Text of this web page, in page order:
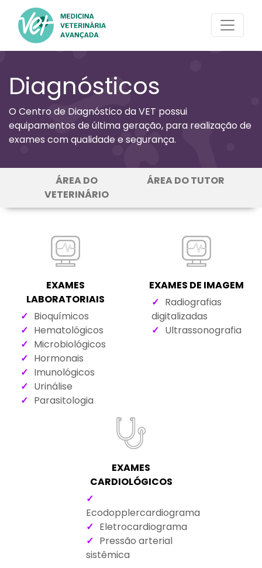
Diagnósticos
O Centro de Diagnóstico da VET possui
equipamentos de última geração, para realização de
exames com qualidade e segurança.
ÁREA DO
VETERINÁRIO
ÁREA DO TUTOR
EXAMES
LABORATORIAIS
Bioquímicos
Hematológicos
Microbiológicos
Hormonais
Imunológicos
Urinálise
Parasitologia
EXAMES DE IMAGEM
Radiografias
digitalizadas
Ultrassonografia
EXAMES
CARDIOLÓGICOS
Ecodopplercardiograma
Eletrocardiograma
Pressão arterial
sistêmica